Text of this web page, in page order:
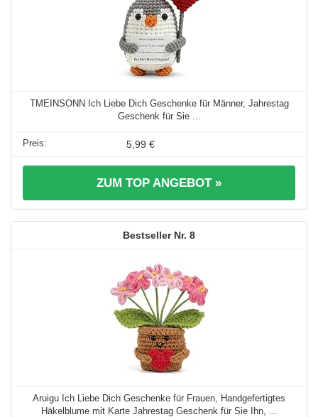
TMEINSONN Ich Liebe Dich Geschenke für Männer, Jahrestag
Geschenk für Sie ...
5,99 €
ZUM TOP ANGEBOT »
8
Aruigu Ich Liebe Dich Geschenke für Frauen, Handgefertigtes
Häkelblume mit Karte Jahrestag Geschenk für Sie Ihn, ...